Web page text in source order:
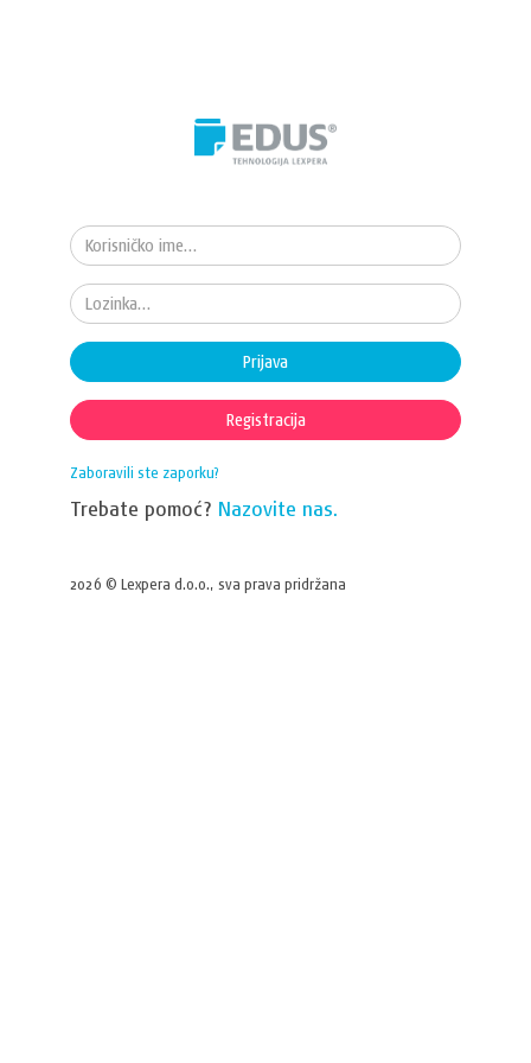
Prijava
Registracija
Zaboravili ste zaporku?
Trebate pomoć? Nazovite nas.
2026 © Lexpera d.o.o., sva prava pridržana